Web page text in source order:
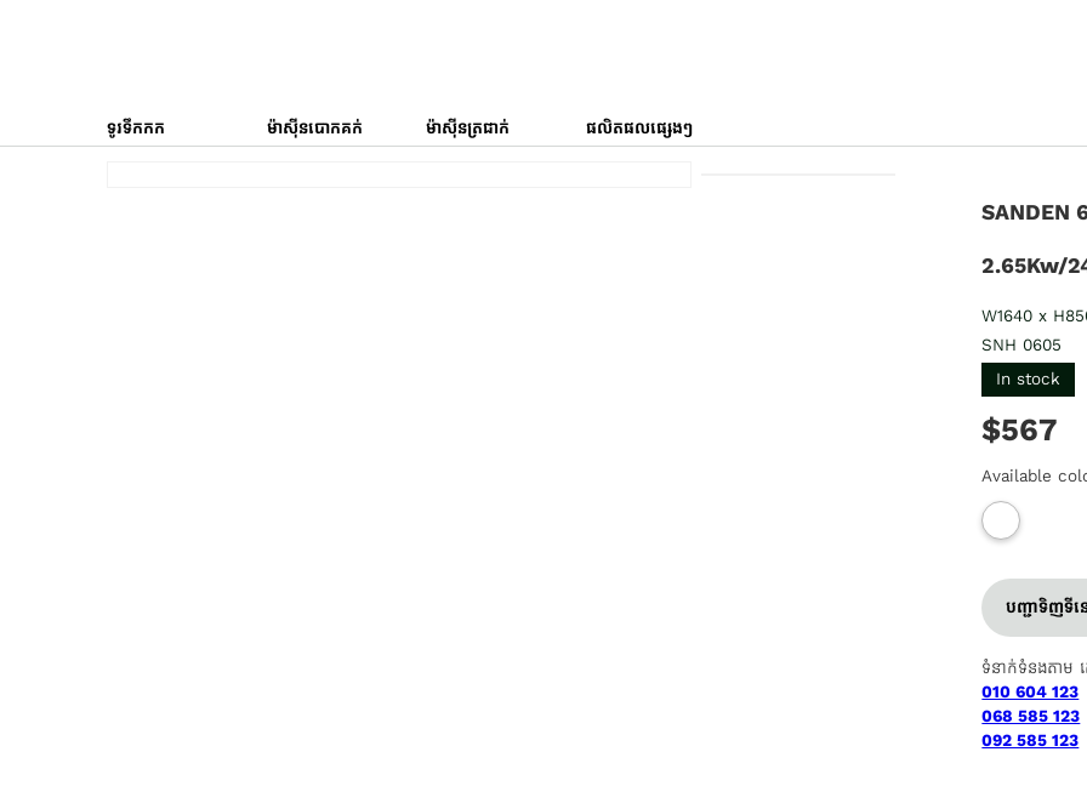
ទូរទឹកកក ម៉ាស៊ីនបោកគក់ ម៉ាស៊ីនត្រជាក់ ផលិតផលផ្សេងៗ
SANDEN
2.65Kw/
W1640 x
SNH 0605
In stock
$567
Available
បញ្ជាទិញទីន
ទំនាក់ទំនងតាម
010 604 123
068 585 123
092 585 123